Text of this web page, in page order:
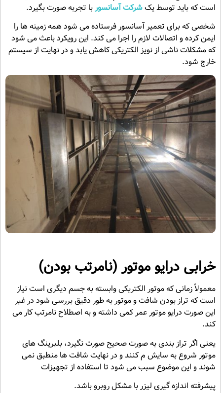
است که باید توسط یکشرکت آسانسوربا تجربه صورت بگیرد.
شخصی که برای تعمیر آسانسور فرستاده می شود همه زمینه ها را
ایمن کرده و اتصالات لازم را اجرا می کند. این رویکرد باعث می شود
که مشکلات ناشی از نویز الکتریکی کاهش یابد و در نهایت از سیستم
خارج شود.
خرابی درایو موتور (نامرتب بودن)
معمولاً زمانی که موتور الکتریکی وابسته به جسم دیگری است نیاز
است که تراز بودن شافت و موتور به طور دقیق بررسی شود در غیر
این صورت درایو موتور عمر کمی داشته و به اصطلاح نامرتب کار می
کند.
یعنی اگر تراز بندی به صورت صحیح صورت نگیرد، بلبرینگ های
موتور شروع به سایش م کنند و در نهایت شافت ها منطبق نمی
شوند و این موضوع سبب می شود تا استفاده از تجهیزات
پیشرفته اندازه گیری لیزر با مشکل روبرو باشد.